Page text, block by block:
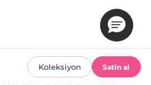
Koleksiyon Satin al